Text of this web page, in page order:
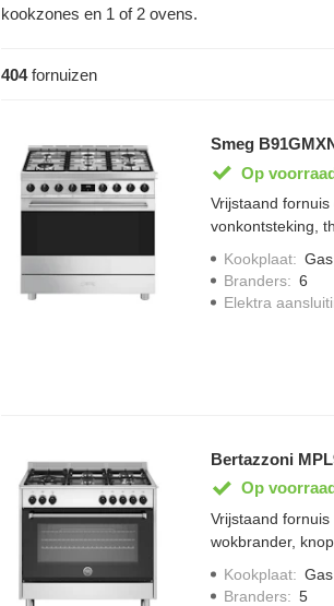
kookzones en 1 of 2 ovens.
404fornuizen
Smeg
Op
Vrijstaand
vonkontsteking,
vapor clean
Kookplaat: Gas
Branders: 6
Elektra
Bertazzoni
Op
Vrijstaand
wokbrander,
braadslede met
Kookplaat: Gas
Branders: 5